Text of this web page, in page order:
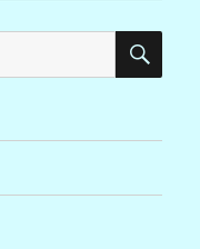
検